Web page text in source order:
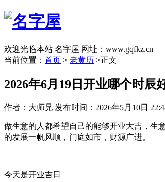
欢迎光临本站 名字屋 网址：www.gqfkz.cn
当前位置： 首页 > 老黄历 >正文
2026年6月19日开业哪个时辰
作者：大师兄 发布时间：2026年5月10日
做生意的人都希望自己的能够开业大吉，生
的发展一帆风顺，门庭如市，财源广进。
今天是开业吉日